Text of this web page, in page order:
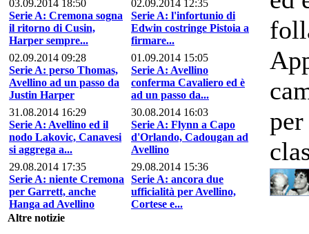
03.09.2014 18:50
Serie A: Cremona sogna
il ritorno di Cusin,
Harper sempre...
02.09.2014 12:35
Serie A: l'infortunio di
Edwin costringe Pistoia a
firmare...
02.09.2014 09:28
Serie A: perso Thomas,
Avellino ad un passo da
Justin Harper
01.09.2014 15:05
Serie A: Avellino
conferma Cavaliero ed è
ad un passo da...
31.08.2014 16:29
Serie A: Avellino ed il
nodo Lakovic, Canavesi
si aggrega a...
30.08.2014 16:03
Serie A: Flynn a Capo
d'Orlando, Cadougan ad
Avellino
29.08.2014 17:35
Serie A: niente Cremona
per Garrett, anche
Hanga ad Avellino
29.08.2014 15:36
Serie A: ancora due
ufficialità per Avellino,
Cortese e...
Altre notizie